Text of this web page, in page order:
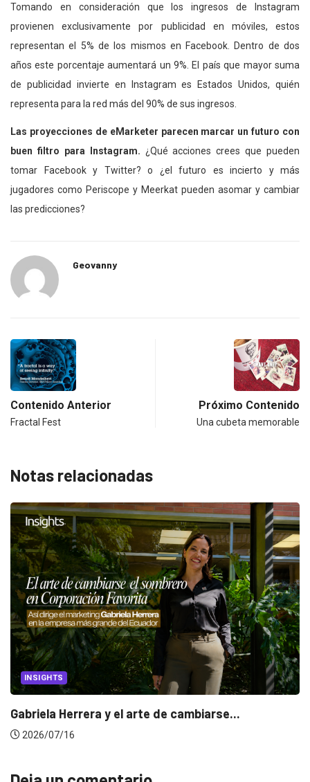
Tomando en consideración que los ingresos de Instagram
provienen exclusivamente por publicidad en móviles, estos
representan el 5% de los mismos en Facebook. Dentro de dos
años este porcentaje aumentará un 9%. El país que mayor suma
de publicidad invierte en Instagram es Estados Unidos, quién
representa para la red más del 90% de sus ingresos.
Las proyecciones de eMarketer parecen marcar un futuro con
buen filtro para Instagram. ¿Qué acciones crees que pueden
tomar Facebook y Twitter? o ¿el futuro es incierto y más
jugadores como Periscope y Meerkat pueden asomar y cambiar
las predicciones?
Geovanny
Contenido Anterior
Fractal Fest
Próximo Contenido
Una cubeta memorable
Notas relacionadas
INSIGHTS
Gabriela Herrera y el arte de cambiarse...
2026/07/16